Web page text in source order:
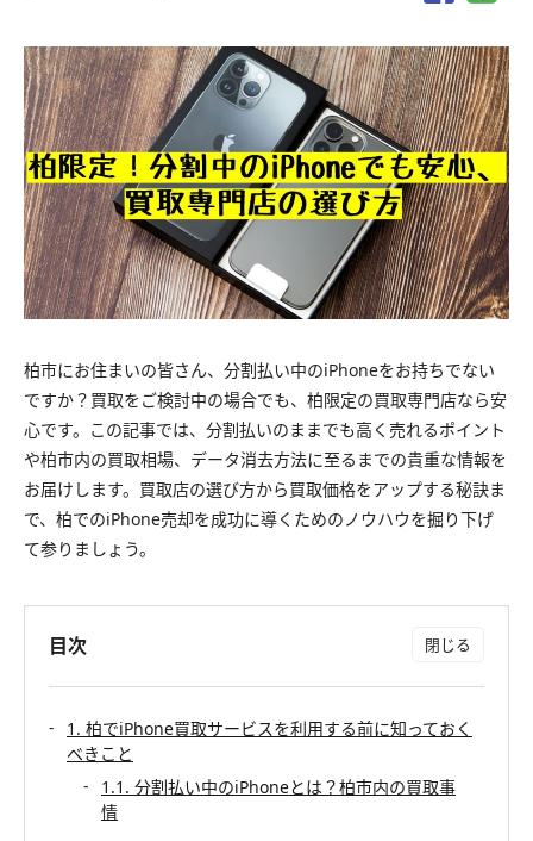
柏市にお住まいの皆さん、分割払い中のiPhoneをお持ちでない
ですか？買取をご検討中の場合でも、柏限定の買取専門店なら安
心です。この記事では、分割払いのままでも高く売れるポイント
や柏市内の買取相場、データ消去方法に至るまでの貴重な情報を
お届けします。買取店の選び方から買取価格をアップする秘訣ま
で、柏でのiPhone売却を成功に導くためのノウハウを掘り下げ
て参りましょう。
目次
1. 柏でiPhone買取サービスを利用する前に知っておく
べきこと
1.1. 分割払い中のiPhoneとは？柏市内の買取事
情